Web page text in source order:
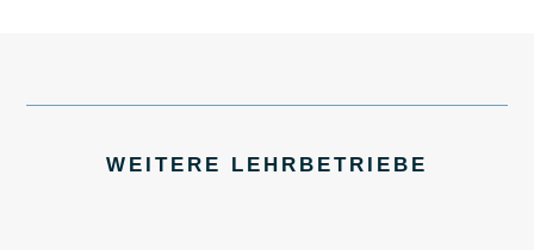
WEITERE LEHRBETRIEBE